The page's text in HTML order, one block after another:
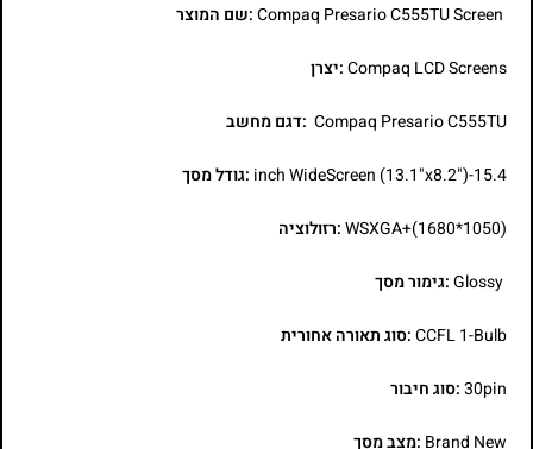
:שם המוצר
Compaq LCD Screens:יצרן
Compaq Presario C555TU :דגם מחשב
15.4-inch WideScreen (13.1"x8.2") :גודל מסך
WSXGA+(1680*1050):רזולוציה
Glossy:גימור מסך
CCFL 1-Bulb:סוג תאורה אחורית
30pin:סוג חיבור
Brand New :מצב מסך